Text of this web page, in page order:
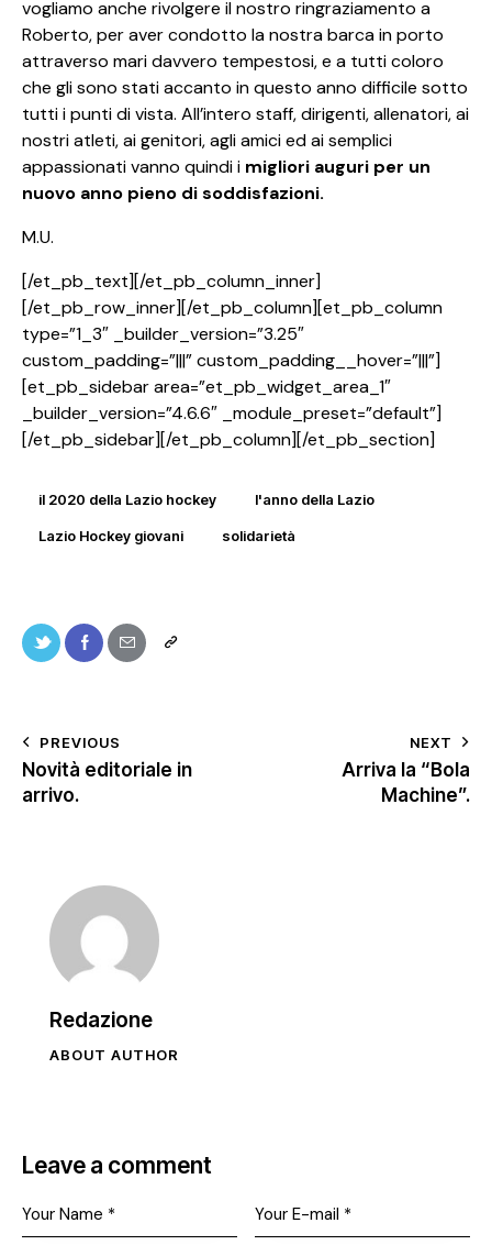
vogliamo anche rivolgere il nostro ringraziamento a
Roberto, per aver condotto la nostra barca in porto
attraverso mari davvero tempestosi, e a tutti coloro
che gli sono stati accanto in questo anno difficile sotto
tutti i punti di vista. All’intero staff, dirigenti, allenatori, ai
nostri atleti, ai genitori, agli amici ed ai semplici
appassionati vanno quindi i migliori auguri per un
nuovo anno pieno di soddisfazioni.
M.U.
[/et_pb_text][/et_pb_column_inner]
[/et_pb_row_inner][/et_pb_column][et_pb_column
type=”1_3″ _builder_version=”3.25″
custom_padding=”|||” custom_padding__hover=”|||”]
[et_pb_sidebar area=”et_pb_widget_area_1″
_builder_version=”4.6.6″ _module_preset=”default”]
[/et_pb_sidebar][/et_pb_column][/et_pb_section]
il 2020 della Lazio hockey l'anno della Lazio
Lazio Hockey giovani solidarietà
PREVIOUS
Novità editoriale in
arrivo.
NEXT
Arriva la “Bola
Machine”.
Redazione
ABOUT AUTHOR
Leave a comment